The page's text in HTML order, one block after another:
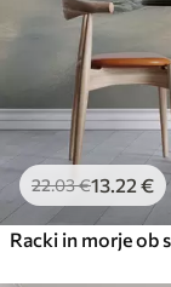
22.03€13 .22 €
Racki in morje ob